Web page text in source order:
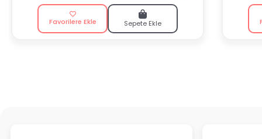
Favorilere Ekle Sepete Ekle